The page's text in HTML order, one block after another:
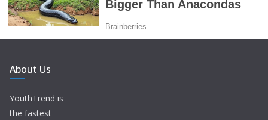
About Us
YouthTrend is
the fastest